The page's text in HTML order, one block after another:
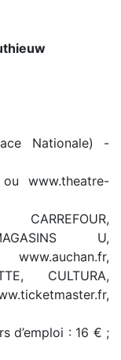
Nationale) -
www.theatre-
U,
CULTURA,
d’emploi : 16 € ;